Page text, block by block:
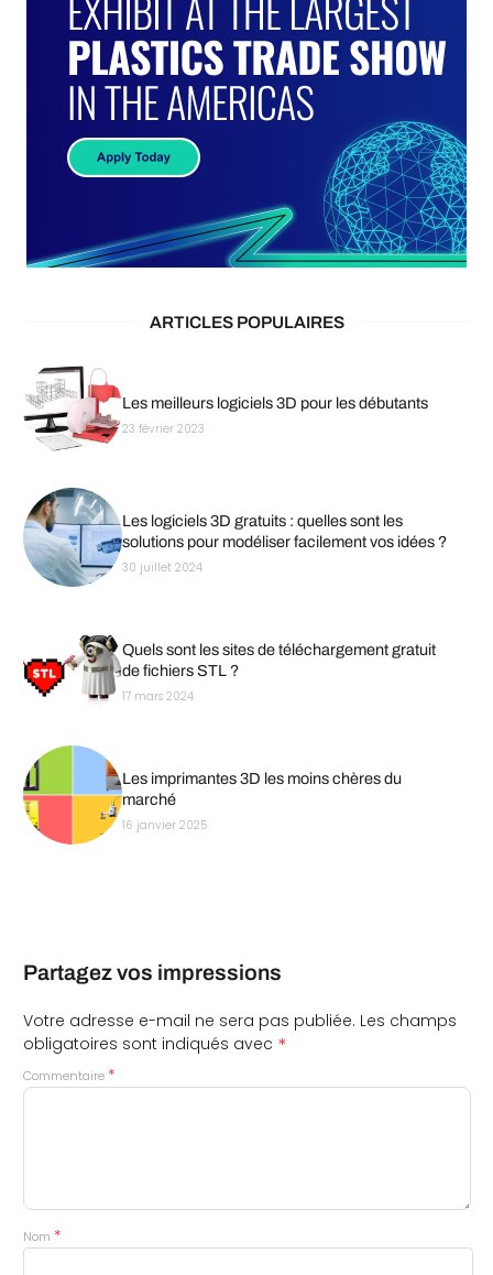
ARTICLES POPULAIRES
Les meilleurs logiciels 3D pour les débutants
23 février 2023
Les logiciels 3D gratuits : quelles sont les
solutions pour modéliser facilement vos idées ?
30 juillet 2024
Quels sont les sites de téléchargement gratuit
de fichiers STL ?
17 mars 2024
Les imprimantes 3D les moins chères du
marché
16 janvier 2025
Partagez vos impressions
Votre adresse e-mail ne sera pas publiée. Les champs
obligatoires sont indiqués avec *
Commentaire *
Nom *